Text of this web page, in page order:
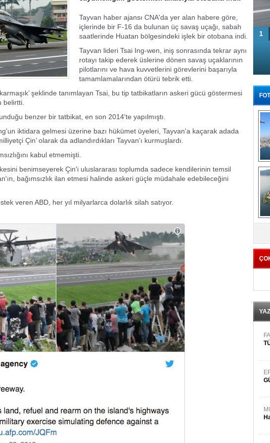
Tayvan haber ajansı CNA'da yer alan habere göre,
içlerinde bir F-16 da bulunan üç savaş uçağı, sabah
saatlerinde Huatan bölgesindeki işlek bir otobana indi.
Tayvan lideri Tsai Ing-wen, iniş sonrasında tekrar aynı
rotayı takip ederek üslerine dönen savaş uçaklarının
pilotlarını ve hava kuvvetlerini görevlerini başarıyla
tamamlamalarından ötürü tebrik etti.
şeklinde tanımlayan Tsai, bu tip tatbikatların askeri gücü göstermesi
belirtti.
benzer bir tatbikat, en son 2014'te yapılmıştı.
iktidara gelmesi üzerine bazı hükümet üyeleri, Tayvan'a kaçarak adada
Çin’ olarak da adlandırdıkları Tayvan'ı kurmuşlardı.
kabul etmemişti.
benimseyerek Çin'i uluslararası toplumda sadece kendilerinin temsil
bağımsızlık ilan etmesi halinde askeri güçle müdahale edebileceğini
veren ABD, her yıl milyarlarca dolarlık silah satıyor.
1